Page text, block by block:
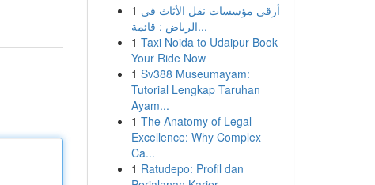
1 أرقى مؤسسات نقل الأثاث في
الرياض : قائمة...
1 Taxi Noida to Udaipur Book
Your Ride Now
1 Sv388 Museumayam:
Tutorial Lengkap Taruhan
Ayam...
1 The Anatomy of Legal
Excellence: Why Complex
Ca...
1 Ratudepo: Profil dan